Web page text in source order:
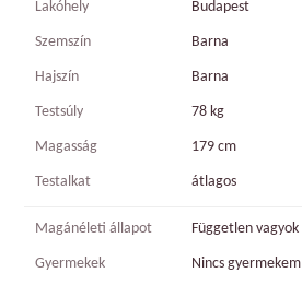
Lakóhely Budapest
Szemszín Barna
Hajszín Barna
Testsúly 78 kg
Magasság 179 cm
Testalkat átlagos
Magánéleti állapot Független vagyok
Gyermekek Nincs gyermekem